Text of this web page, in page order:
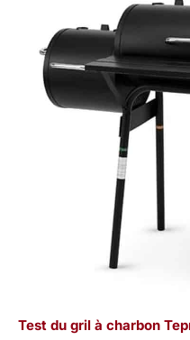
Test du gril à charbon